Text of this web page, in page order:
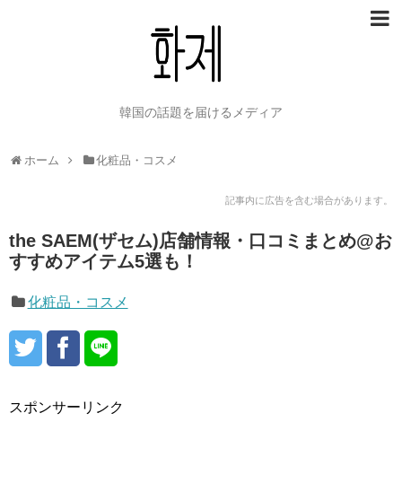
韓国の話題を届けるメディア
ホーム 化粧品・コスメ
記事内に広告を含む場合があります。
the SAEM(ザセム)店舗情報・口コミまとめ@お
すすめアイテム5選も！
化粧品・コスメ
スポンサーリンク